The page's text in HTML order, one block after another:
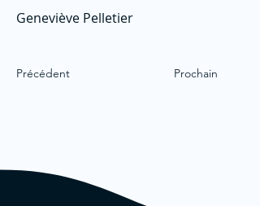
Geneviève Pelletier
Précédent Prochain